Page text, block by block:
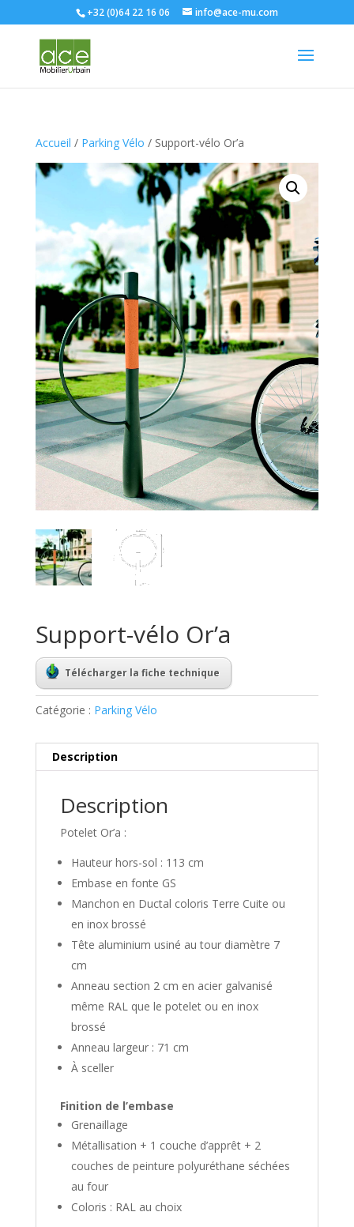
+32 (0)64 22 16 06 info@ace-mu.com
Accueil / Parking Vélo / Support-vélo Or’a
Support-vélo Or’a
Télécharger la fiche technique
Catégorie : Parking Vélo
Description
Description
Potelet Or’a :
Hauteur hors-sol : 113 cm
Embase en fonte GS
Manchon en Ductal coloris Terre Cuite ou
en inox brossé
Tête aluminium usiné au tour diamètre 7
cm
Anneau section 2 cm en acier galvanisé
même RAL que le potelet ou en inox
brossé
Anneau largeur : 71 cm
À sceller
Finition de l’embase
Grenaillage
Métallisation + 1 couche d’apprêt + 2
couches de peinture polyuréthane séchées
au four
Coloris : RAL au choix